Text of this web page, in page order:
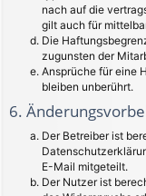
nach auf die
gilt auch für
Die
zugunsten der
Ansprüche für eine
bleiben unberührt.
6.
Der Betreiber ist
E-Mail mitgeteilt.
Der Nutzer ist